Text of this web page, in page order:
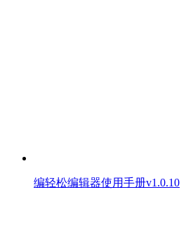
编轻松编辑器使用手册v1.0.10